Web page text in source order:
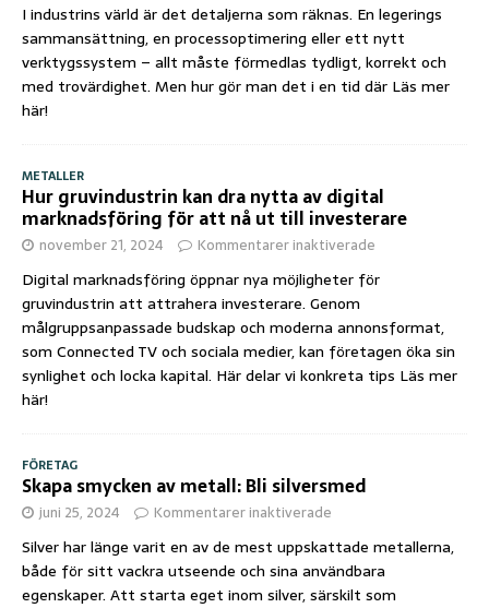
I industrins värld är det detaljerna som räknas. En legerings
sammansättning, en processoptimering eller ett nytt
verktygssystem – allt måste förmedlas tydligt, korrekt och
med trovärdighet. Men hur gör man det i en tid där Läs mer
här!
METALLER
Hur gruvindustrin kan dra nytta av digital
marknadsföring för att nå ut till investerare
november 21, 2024 Kommentarer inaktiverade
Digital marknadsföring öppnar nya möjligheter för
gruvindustrin att attrahera investerare. Genom
målgruppsanpassade budskap och moderna annonsformat,
som Connected TV och sociala medier, kan företagen öka sin
synlighet och locka kapital. Här delar vi konkreta tips Läs mer
här!
FÖRETAG
Skapa smycken av metall: Bli silversmed
juni 25, 2024 Kommentarer inaktiverade
Silver har länge varit en av de mest uppskattade metallerna,
både för sitt vackra utseende och sina användbara
egenskaper. Att starta eget inom silver, särskilt som